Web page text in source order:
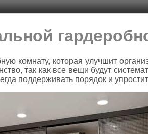
комнату, которая улучшит
так как все вещи будут
поддерживать порядок и